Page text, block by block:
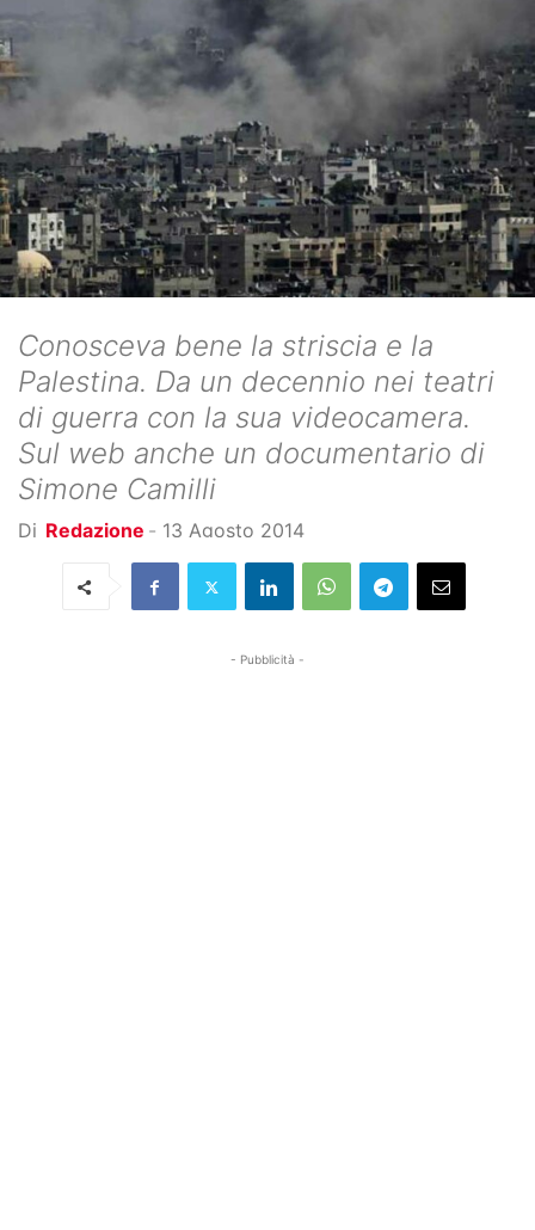
Conosceva bene la striscia e la
Palestina. Da un decennio nei teatri
di guerra con la sua videocamera.
Sul web anche un documentario di
Simone Camilli
Di Redazione - 13 Agosto 2014
- Pubblicità -